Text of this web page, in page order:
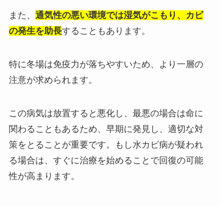
また、 通気性の悪い環境では湿気がこもり、カビ
の発生を助長することもあります。
特に冬場は免疫力が落ちやすいため、より一層の
注意が求められます。
この病気は放置すると悪化し、最悪の場合は命に
関わることもあるため、早期に発見し、適切な対
策をとることが重要です。もし水カビ病が疑われ
る場合は、すぐに治療を始めることで回復の可能
性が高まります。